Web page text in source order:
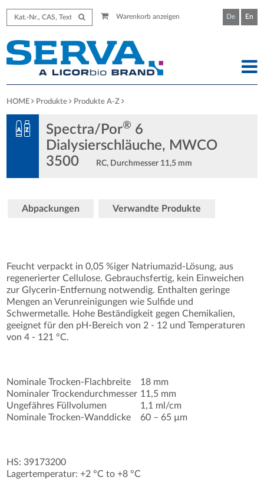
Warenkorb anzeigen De En
HOME Produkte Produkte A-Z
Spectra/Por® 6
Dialysierschläuche, MWCO
3500
RC, Durchmesser 11,5 mm
Abpackungen Verwandte Produkte
Feucht verpackt in 0,05 %iger Natriumazid-Lösung, aus
regenerierter Cellulose. Gebrauchsfertig, kein Einweichen
zur Glycerin-Entfernung notwendig. Enthalten geringe
Mengen an Verunreinigungen wie Sulfide und
Schwermetalle. Hohe Beständigkeit gegen Chemikalien,
geeignet für den pH-Bereich von 2 - 12 und Temperaturen
von 4 - 121 °C.
Nominale Trocken-Flachbreite
Nominaler Trockendurchmesser
Ungefähres Füllvolumen
Nominale Trocken-Wanddicke
18 mm
11,5 mm
1,1 ml/cm
60 – 65 µm
HS: 39173200
Lagertemperatur: +2 °C to +8 °C